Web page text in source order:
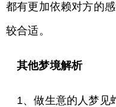
都有更加依赖对方的
较合适。
其他梦境解析
1、做生意的人梦见